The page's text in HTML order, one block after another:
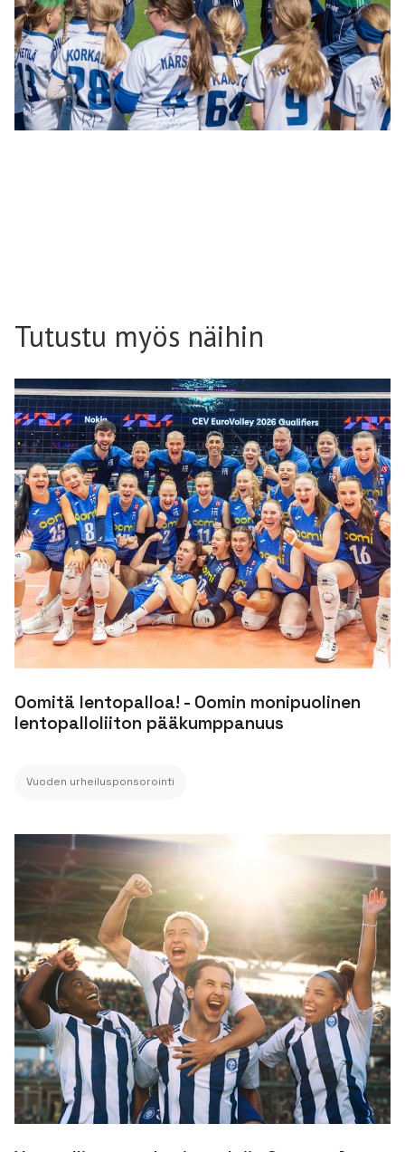
Tutustu myös näihin
Oomitä lentopalloa! - Oomin monipuolinen
lentopalloliiton pääkumppanuus
Vuoden urheilusponsorointi